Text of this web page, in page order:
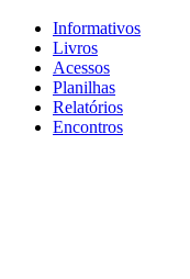
Informativos
Livros
Acessos
Planilhas
Relatórios
Encontros